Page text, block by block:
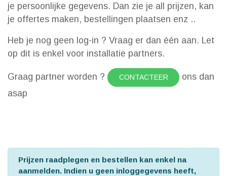
je persoonlijke gegevens. Dan zie je all prijzen, kan
je offertes maken, bestellingen plaatsen enz ..
Heb je nog geen log-in ? Vraag er dan één aan. Let
op dit is enkel voor installatie partners.
Graag partner worden ? CONTACTEER
ons dan
asap
Prijzen raadplegen en bestellen kan enkel na
aanmelden. Indien u geen inloggegevens heeft,